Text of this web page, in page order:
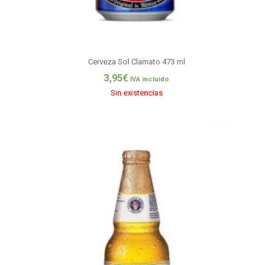
Cerveza Sol Clamato 473 ml
3,95€ IVA incluido
Sin existencias